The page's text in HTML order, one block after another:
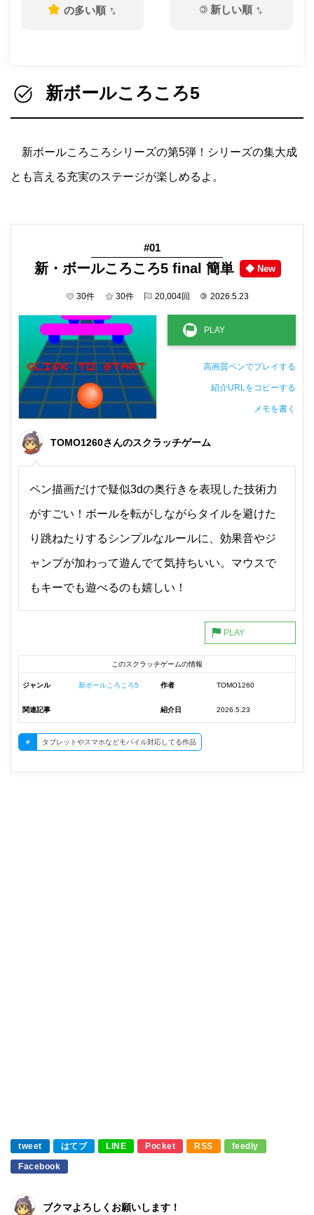
の多い順 © 新しい順
新ボールころころ5
新ボールころころシリーズの第5弾！シリーズの集大成
とも言える充実のステージが楽しめるよ。
#01
新・ボールころころ5 final 簡単 ◆ New
30件 30件 20,004回 © 2026.5.23
高画質ペンでプレイする
紹介URLをコピーする
メモを書く
TOMO1260さんのスクラッチゲーム
ペン描画だけで疑似3dの奥行きを表現した技術力
がすごい！ボールを転がしながらタイルを避けた
り跳ねたりするシンプルなルールに、効果音やジ
ャンプが加わって遊んでて気持ちいい。マウスで
もキーでも遊べるのも嬉しい！
このスクラッチゲームの情報
ジャンル 新ボールころころ5 作者 TOMO1260
関連記事 紹介日 2026.5.23
# タブレットやスマホなどモバイル対応してる作品
tweet はてブ LINE Pocket RSS feedly
Facebook
ブクマよろしくお願いします！